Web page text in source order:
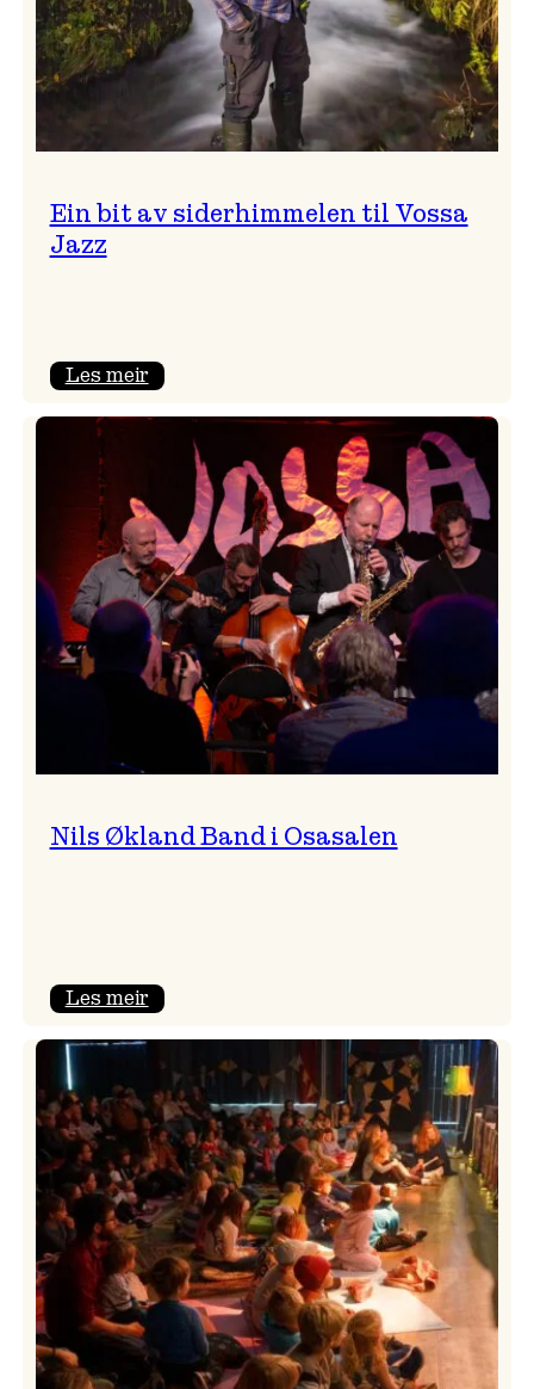
Ein bit av siderhimmelen til Vossa
Jazz
Les meir:
siderhimmelen
til
Vossa
Jazz
Nils Økland Band i Osasalen
Les meir:
Band
Osasalen